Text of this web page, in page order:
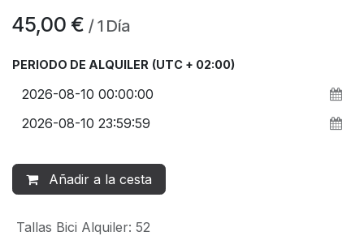
45,00 € /1 Día
PERIODO DE ALQUILER (UTC + 02:00)
Añadir a la cesta
Tallas Bici Alquiler: 52